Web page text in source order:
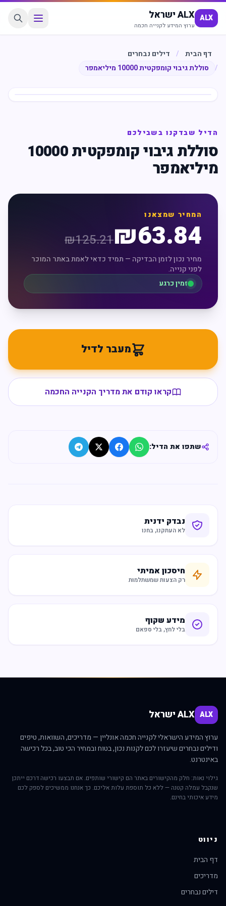
ALX ALX ישראל
ערוץ המידע לקנייה חכמה
דף הבית /
דילים נבחרים
/
סוללת גיבוי קומפקטית 10000 מיליאמפר
הדיל שבדקנו בשבילכם
סוללת גיבוי קומפקטית 10000
מיליאמפר
המחיר שמצאנו
₪63.84
₪125.21
מחיר נכון לזמן הבדיקה — תמיד כדאי לאמת באתר המוכר
לפני קנייה.
זמין כרגע
מעבר לדיל
קראו קודם את מדריך הקנייה החכמה
שתפו את הדיל:
נבדק ידנית
לא העתקנו, בחנו
חיסכון אמיתי
רק הצעות שמשתלמות
מידע שקוף
בלי לחץ, בלי ספאם
ALX ALX ישראל
ערוץ המידע הישראלי לקנייה חכמה אונליין — מדריכים, השוואות, טיפים
ודילים נבחרים שיעזרו לכם לקנות נכון, בטוח ובמחיר הכי טוב, בכל רכישה
באינטרנט.
גילוי נאות: חלק מהקישורים באתר הם קישורי שותפים. אם תבצעו רכישה דרכם ייתכן
שנקבל עמלה קטנה — ללא כל תוספת עלות אליכם. כך אנחנו ממשיכים לספק לכם
מידע איכותי בחינם.
ניווט
דף הבית
מדריכים
דילים נבחרים